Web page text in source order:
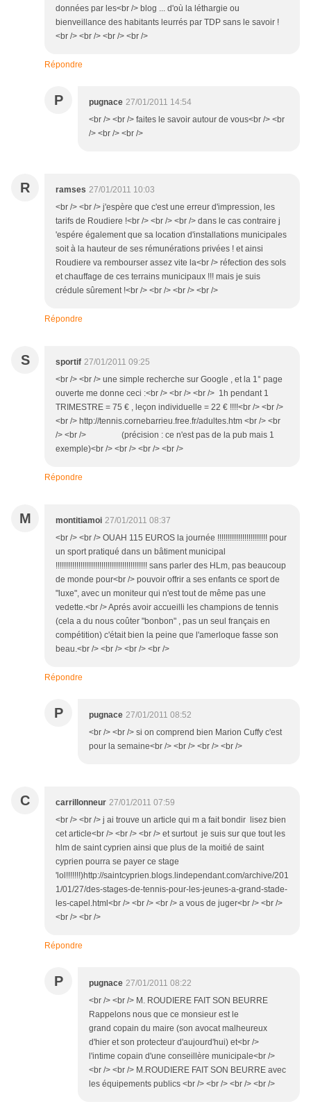
données par les<br /> blog ... d'où la léthargie ou
bienveillance des habitants leurrés par TDP sans le savoir !
<br /> <br /> <br /> <br />
Répondre
P pugnace 27/01/2011 14:54
<br /> <br /> faites le savoir autour de vous<br /> <br
/> <br /> <br />
R ramses 27/01/2011 10:03
<br /> <br /> j'espère que c'est une erreur d'impression, les
tarifs de Roudiere !<br /> <br /> <br /> dans le cas contraire j
'espére également que sa location d'installations municipales
soit à la hauteur de ses rémunérations privées ! et ainsi
Roudiere va rembourser assez vite la<br /> réfection des sols
et chauffage de ces terrains municipaux !!! mais je suis
crédule sûrement !<br /> <br /> <br /> <br />
Répondre
S sportif 27/01/2011 09:25
<br /> <br /> une simple recherche sur Google , et la 1° page
ouverte me donne ceci :<br /> <br /> <br /> 1h pendant 1
TRIMESTRE = 75 € , leçon individuelle = 22 € !!!!<br /> <br />
<br /> http://tennis.cornebarrieu.free.fr/adultes.htm <br /> <br
/> <br /> (précision : ce n'est pas de la pub mais 1
exemple)<br /> <br /> <br /> <br />
Répondre
M montitiamoi 27/01/2011 08:37
<br /> <br /> OUAH 115 EUROS la journée !!!!!!!!!!!!!!!!!!!!!!!! pour
un sport pratiqué dans un bâtiment municipal
!!!!!!!!!!!!!!!!!!!!!!!!!!!!!!!!!!!!!!!!!!!! sans parler des HLm, pas beaucoup
de monde pour<br /> pouvoir offrir a ses enfants ce sport de
"luxe", avec un moniteur qui n'est tout de même pas une
vedette.<br /> Aprés avoir accueilli les champions de tennis
(cela a du nous coûter "bonbon" , pas un seul français en
compétition) c'était bien la peine que l'amerloque fasse son
beau.<br /> <br /> <br /> <br />
Répondre
P pugnace 27/01/2011 08:52
<br /> <br /> si on comprend bien Marion Cuffy c'est
pour la semaine<br /> <br /> <br /> <br />
C carrillonneur 27/01/2011 07:59
<br /> <br /> j ai trouve un article qui m a fait bondir lisez bien
cet article<br /> <br /> <br /> et surtout je suis sur que tout les
hlm de saint cyprien ainsi que plus de la moitié de saint
cyprien pourra se payer ce stage
'lol!!!!!!!)http://saintcyprien.blogs.lindependant.com/archive/201
1/01/27/des-stages-de-tennis-pour-les-jeunes-a-grand-stade-
les-capel.html<br /> <br /> <br /> a vous de juger<br /> <br />
<br /> <br />
Répondre
P pugnace 27/01/2011 08:22
<br /> <br /> M. ROUDIERE FAIT SON BEURRE
Rappelons nous que ce monsieur est le
grand copain du maire (son avocat malheureux
d'hier et son protecteur d'aujourd'hui) et<br />
l'intime copain d'une conseillère municipale<br />
<br /> <br /> M.ROUDIERE FAIT SON BEURRE avec
les équipements publics <br /> <br /> <br /> <br />